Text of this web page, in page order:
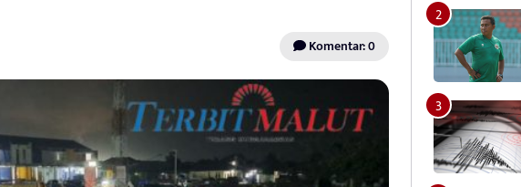
Komentar: 0